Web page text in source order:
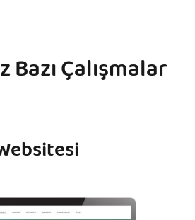
Bazı Çalışmalar